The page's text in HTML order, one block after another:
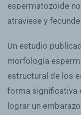
espermatozoide
atraviese y fecunde.
Un estudio
morfología
estructural de los
forma significativa
lograr un